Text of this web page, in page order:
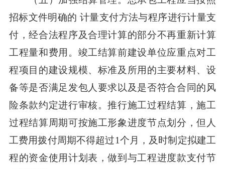
招标文件明确的 计量支付方法与程序进行计量支
付，经合法程序及合理计算的部分不再重新计算
工程量和费用。竣工结算前建设单位应重点对工
程项目的建设规模、标准及所用的主要材料、设
备等是否满足发包人要求以及是否符合合同的风
险条款约定进行审核。推行施工过程结算，施工
过程结算周期可按施工形象进度节点划分，但人
工费用拨付周期不得超过1个月，及时制定拟建工
程的资金使用计划表，做到与工程进度款支付节